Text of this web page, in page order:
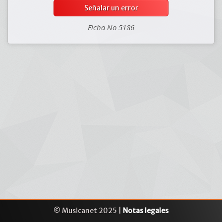
Señalar un error
Ficha No 5186
© Musicanet 2025 | Notas legales